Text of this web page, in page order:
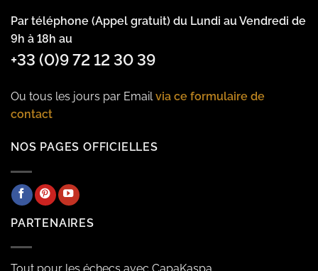
Par téléphone (Appel gratuit) du Lundi au Vendredi de
9h à 18h au
+33 (0)9 72 12 30 39
Ou tous les jours par Emailvia ce formulaire de
contact
NOS PAGES OFFICIELLES
PARTENAIRES